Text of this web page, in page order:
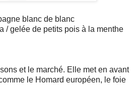
blanc de blanc
/ gelée de petits pois à la menthe
et le marché. Elle met en avant
le Homard européen, le foie